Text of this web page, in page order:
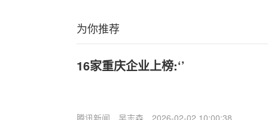
为你推荐
16家重庆企业上榜:‘’